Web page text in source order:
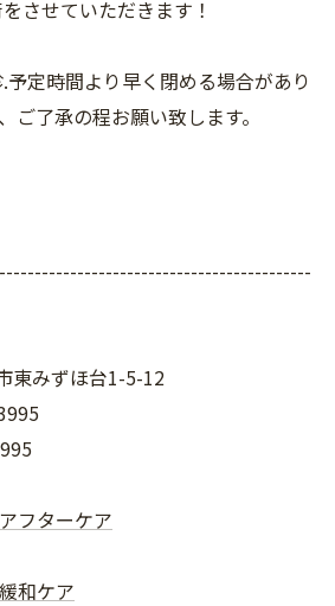
させていただきます！
定時間より早く閉める場合があり
ご了承の程お願い致します。
東みずほ台1-5-12
フターケア
和ケア